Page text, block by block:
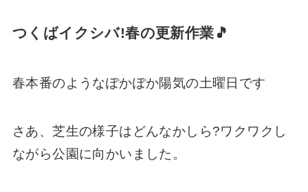
つくばイクシバ!春の更新作業🎵
春本番のようなぽかぽか陽気の土曜日です
さあ、芝生の様子はどんなかしら?ワクワクし
ながら公園に向かいました。